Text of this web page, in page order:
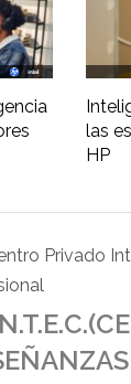
las
HP
Privado